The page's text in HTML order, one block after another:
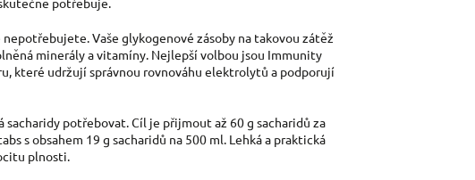
Vaše glykogenové zásoby na takovou zátěž
minerály a vitamíny. Nejlepší volbou jsou Immunity
které udržují správnou rovnováhu elektrolytů a podporují
potřebovat. Cíl je přijmout až 60 g sacharidů za
s obsahem 19 g sacharidů na 500 ml. Lehká a praktická
plnosti.